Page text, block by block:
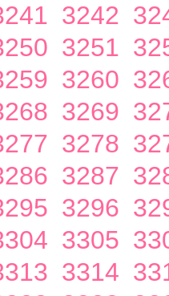
3242
3251
3260
3269
3278
3287
3296
3305
3314